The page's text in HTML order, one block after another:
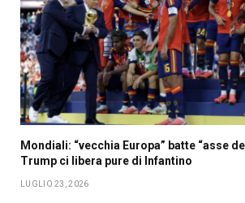
Mondiali: “vecchia Europa” batte “asse
Trump ci libera pure di Infantino
LUGLIO 23, 2026